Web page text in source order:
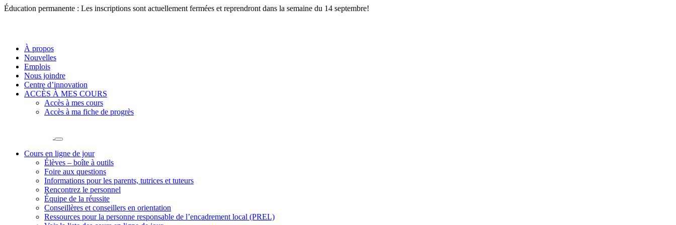
Éducation permanente : Les inscriptions sont actuellement fermées et reprendront dans la semaine du 14 septembre!
À propos
Nouvelles
Emplois
Nous joindre
Centre d’innovation
ACCÈS À MES COURS
Accès à mes cours
Accès à ma fiche de progrès
Cours en ligne de jour
Élèves – boîte à outils
Foire aux questions
Informations pour les parents, tutrices et tuteurs
Rencontrez le personnel
Équipe de la réussite
Conseillères et conseillers en orientation
Ressources pour la personne responsable de l’encadrement local (PREL)